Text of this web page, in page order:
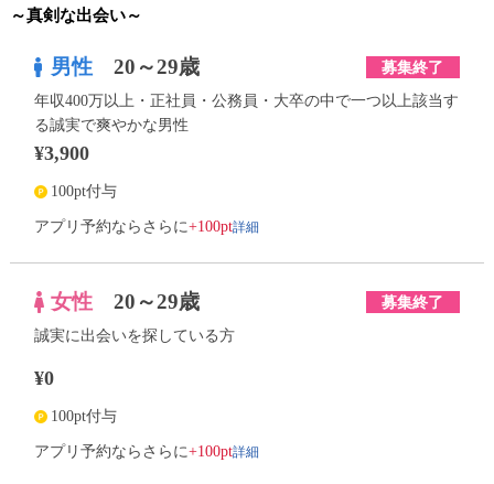
～真剣な出会い～
男性 20～29歳 募集終了
年収400万以上・正社員・公務員・大卒の中で一つ以上該当す
る誠実で爽やかな男性
¥3,900
100pt付与
アプリ予約ならさらに+100pt詳細
女性 20～29歳 募集終了
誠実に出会いを探している方
¥0
100pt付与
アプリ予約ならさらに+100pt詳細